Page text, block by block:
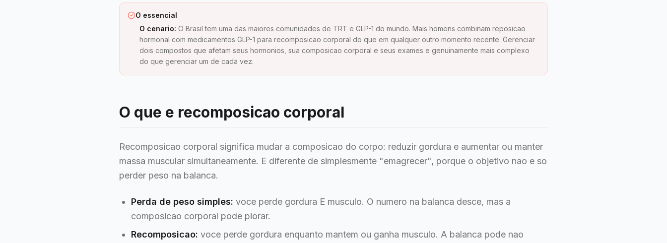
O essencial
O cenario: O Brasil tem uma das maiores comunidades de TRT e GLP-1 do mundo. Mais homens combinam reposicao
hormonal com medicamentos GLP-1 para recomposicao corporal do que em qualquer outro momento recente. Gerenciar
dois compostos que afetam seus hormonios, sua composicao corporal e seus exames e genuinamente mais complexo
do que gerenciar um de cada vez.
O que e recomposicao corporal
Recomposicao corporal significa mudar a composicao do corpo: reduzir gordura e aumentar ou manter
massa muscular simultaneamente. E diferente de simplesmente "emagrecer", porque o objetivo nao e so
perder peso na balanca.
Perda de peso simples: voce perde gordura E musculo. O numero na balanca desce, mas a
composicao corporal pode piorar.
Recomposicao: voce perde gordura enquanto mantem ou ganha musculo. A balanca pode nao